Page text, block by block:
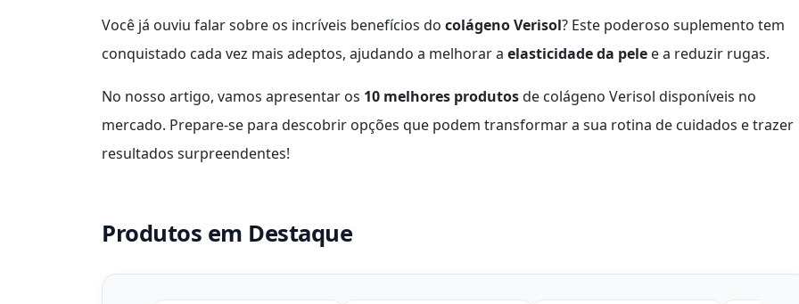
Você já ouviu falar sobre os incríveis benefícios do colágeno Verisol? Este poderoso suplemento tem
conquistado cada vez mais adeptos, ajudando a melhorar a elasticidade da pele e a reduzir rugas.
No nosso artigo, vamos apresentar os 10 melhores produtosde colágeno Verisol disponíveis no
mercado. Prepare-se para descobrir opções que podem transformar a sua rotina de cuidados e trazer
resultados surpreendentes!
Produtos em Destaque